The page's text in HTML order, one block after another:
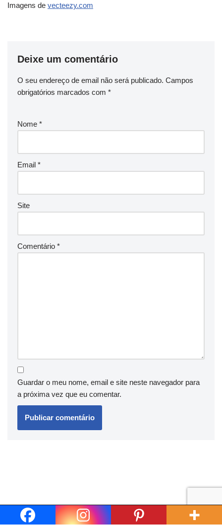
Imagens de vecteezy.com
Deixe um comentário
O seu endereço de email não será publicado. Campos
obrigatórios marcados com *
Nome *
Email *
Site
Comentário *
Guardar o meu nome, email e site neste navegador para
a próxima vez que eu comentar.
Neve| Criado com WordPress